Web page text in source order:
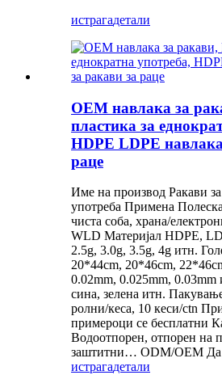
истрагадетали
OEM навлака за
пластика за
HDPE LDPE
раце
Име на производ Ракави
употреба Примена
чиста соба, храна/
WLD Материјал HDPE,
2.5g, 3.0g, 3.5g, 4g итн.
20*44cm, 20*46cm,
0.02mm, 0.025mm, 0.03mm
сина, зелена итн.
ролни/кеса, 10 кеси/ctn
примероци се бесплатни
Водоотпорен, отпорен на
заштитни… ODM/OEM
истрагадетали